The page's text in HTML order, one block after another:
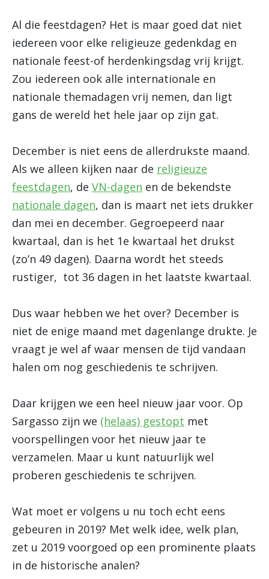
Al die feestdagen? Het is maar goed dat niet
iedereen voor elke religieuze gedenkdag en
nationale feest-of herdenkingsdag vrij krijgt.
Zou iedereen ook alle internationale en
nationale themadagen vrij nemen, dan ligt
gans de wereld het hele jaar op zijn gat.
December is niet eens de allerdrukste maand.
Als we alleen kijken naar de religieuze
feestdagen, de VN-dagen en de bekendste
nationale dagen, dan is maart net iets drukker
dan mei en december. Gegroepeerd naar
kwartaal, dan is het 1e kwartaal het drukst
(zo’n 49 dagen). Daarna wordt het steeds
rustiger, tot 36 dagen in het laatste kwartaal.
Dus waar hebben we het over? December is
niet de enige maand met dagenlange drukte. Je
vraagt je wel af waar mensen de tijd vandaan
halen om nog geschiedenis te schrijven.
Daar krijgen we een heel nieuw jaar voor. Op
Sargasso zijn we (helaas) gestopt met
voorspellingen voor het nieuw jaar te
verzamelen. Maar u kunt natuurlijk wel
proberen geschiedenis te schrijven.
Wat moet er volgens u nu toch echt eens
gebeuren in 2019? Met welk idee, welk plan,
zet u 2019 voorgoed op een prominente plaats
in de historische analen?